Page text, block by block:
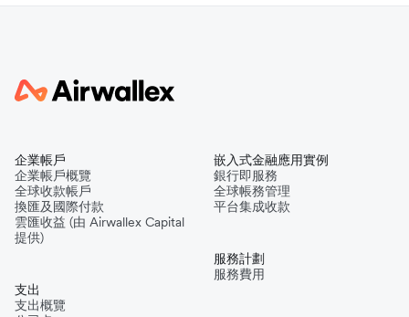
企業帳戶
企業帳戶概覽
全球收款帳戶
換匯及國際付款
雲匯收益 (由 Airwallex Capital
提供)
支出
支出概覽
嵌入式金融應用實例
銀行即服務
全球帳務管理
平台集成收款
服務計劃
服務費用